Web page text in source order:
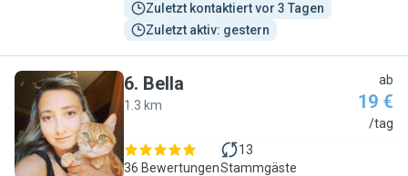
Zuletzt kontaktiert vor 3 Tagen
Zuletzt aktiv: gestern
B
6. Bella
1.3 km
ab
19 €
/tag
36 Bewertungen
13
Stammgäste